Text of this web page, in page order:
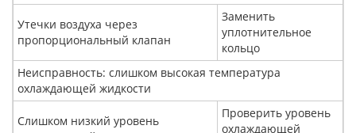
Утечки воздуха через
пропорциональный клапан
Заменить
уплотнительное
кольцо
Неисправность: слишком высокая температура
охлаждающей жидкости
Слишком низкий уровень
Проверить уровень
охлаждающей